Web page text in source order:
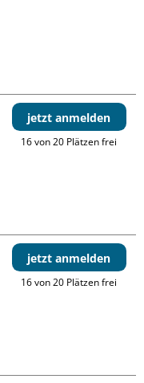
jetzt anmelden
16 von 20 Plätzen frei
jetzt anmelden
16 von 20 Plätzen frei